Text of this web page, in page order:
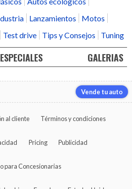
Lanzamientos
Motos
Test drive Tips y Consejos Tuning
ESPECIALES GALERIAS
Vende tu auto
al cliente Términos y condiciones
Pricing Publicidad
para Concesionarias